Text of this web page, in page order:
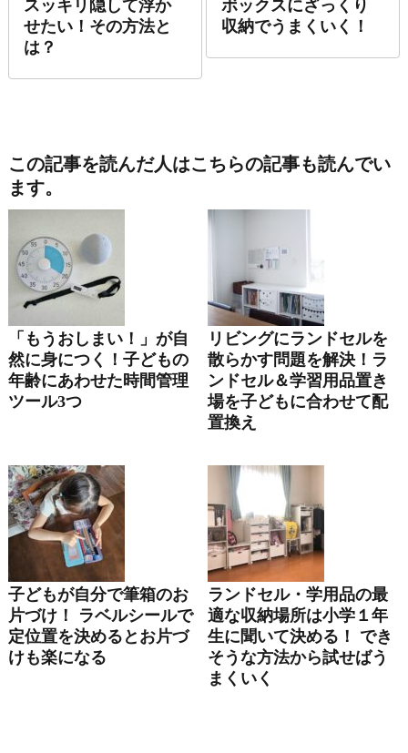
スッキリ隠して浮か
せたい！その方法と
は？
ボックスにざっくり
収納でうまくいく！
この記事を読んだ人はこちらの記事も読んでい
ます。
「もうおしまい！」が自
然に身につく！子どもの
年齢にあわせた時間管理
ツール3つ
リビングにランドセルを
散らかす問題を解決！ラ
ンドセル＆学習用品置き
場を子どもに合わせて配
置換え
子どもが自分で筆箱のお
片づけ！ ラベルシールで
定位置を決めるとお片づ
けも楽になる
ランドセル・学用品の最
適な収納場所は小学１年
生に聞いて決める！ でき
そうな方法から試せばう
まくいく